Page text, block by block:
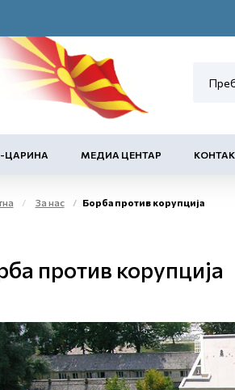
ЦАРИНА МЕДИА ЦЕНТАР
За нас Борба против корупција
против корупција